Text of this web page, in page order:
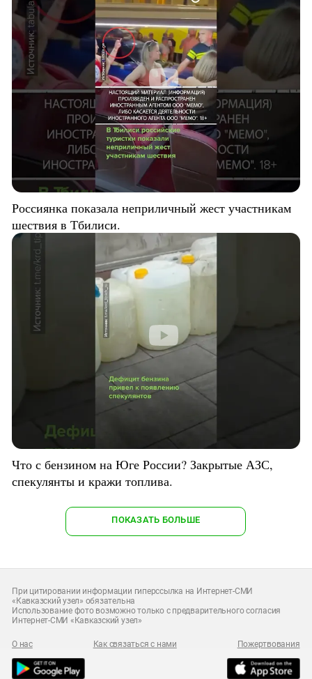
Россиянка показала неприличный жест участникам
шествия в Тбилиси.
Что с бензином на Юге России? Закрытые АЗС,
спекулянты и кражи топлива.
ПОКАЗАТЬ БОЛЬШЕ
При цитировании информации гиперссылка на Интернет-СМИ
«Кавказский узел» обязательна
Использование фото возможно только с предварительного согласия
Интернет-СМИ «Кавказский узел»
О нас Как связаться с нами Пожертвования